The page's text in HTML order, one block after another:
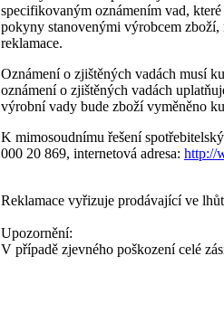
specifikovaným oznámením vad,
pokyny stanovenými výrobcem
reklamace.
Oznámení o zjištěných vadách musí
oznámení o zjištěných vadách
výrobní vady bude zboží vyměněno
K mimosoudnímu řešení
000 20 869, internetová adresa: http://
Reklamace vyřizuje prodávající ve
Upozornění:
V případě zjevného poškození celé